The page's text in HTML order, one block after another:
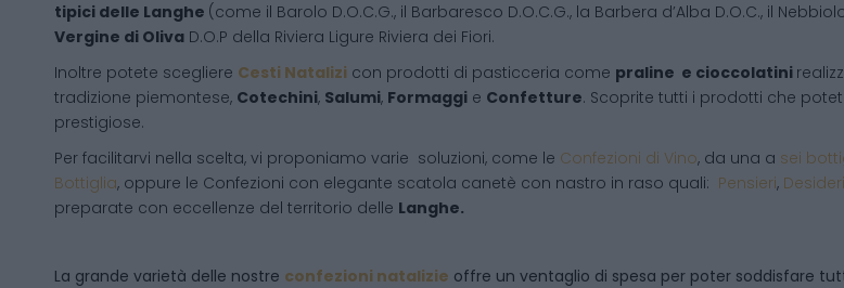
tipici delle Langhe (come il Barolo D.O.C.G., il Barbaresco D.O.C.G., la Barbera d’Alba D.O.C., il
Vergine di Oliva D.O.P della Riviera Ligure Riviera dei Fiori.
Inoltre potete scegliere Cesti Natalizi con prodotti di pasticceria come praline e cioccolatini
tradizione piemontese, Cotechini, Salumi, Formaggi e Confetture. Scoprite tutti i prodotti che
prestigiose.
Per facilitarvi nella scelta, vi proponiamo varie soluzioni, come le Confezioni di Vino, da una a sei
Bottiglia, oppure le Confezioni con elegante scatola canetè con nastro in raso quali: Pensieri, Desideri
preparate con eccellenze del territorio delle Langhe.
La grande varietà delle nostre confezioni natalizie offre un ventaglio di spesa per poter soddisfare